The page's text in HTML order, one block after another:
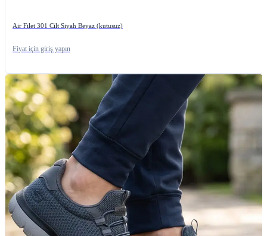
Air Filet 301 Cilt Siyah Beyaz (kutusuz)
Fiyat için giriş yapın